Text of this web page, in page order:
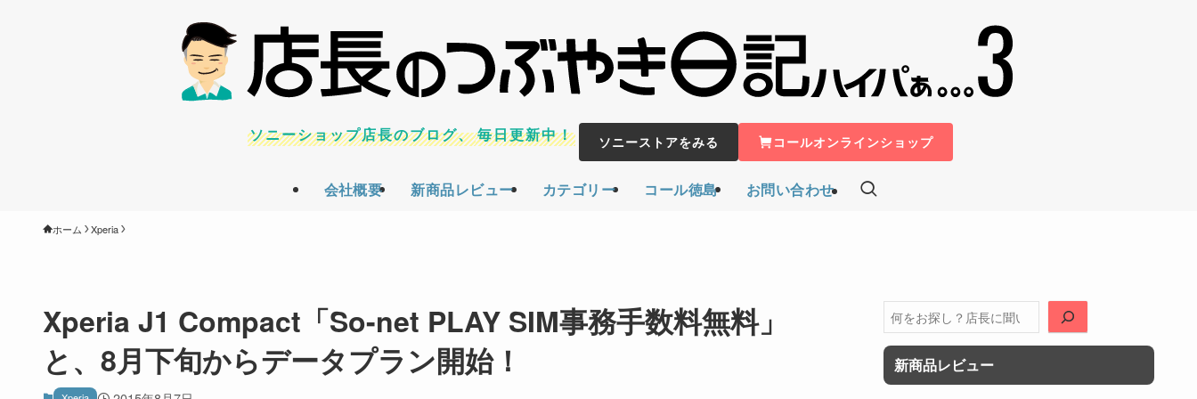
会社概要 新商品レビュー カテゴリー コール徳島 お問い合わせ
ソニーショップ店長のブログ、毎日更新中！ ソニーストアをみる コールオンラインショップ
ホーム Xperia
Xperia J1 Compact「So-net PLAY SIM事務手数料無料」
と、8月下旬からデータプラン開始！
検
索
新商品レビュー